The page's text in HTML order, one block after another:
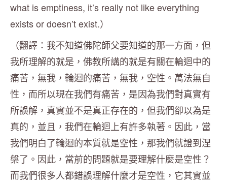
what is emptiness, it’s really not like everything
exists or doesn’t exist.）
（翻譯：我不知道佛陀師父要知道的那一方面，但
我所理解的就是，佛教所講的就是有關在輪迴中的
痛苦，無我，輪迴的痛苦，無我，空性。萬法無自
性，而所以現在我們有痛苦，是因為我們對真實有
所誤解，真實並不是真正存在的，但我們卻以為是
真的，並且，我們在輪迴上有許多執著。因此，當
我們明白了輪迴的本質就是空性，那我們就證到涅
槃了。因此，當前的問題就是要理解什麼是空性？
而我們很多人都錯誤理解什麼才是空性，它其實並